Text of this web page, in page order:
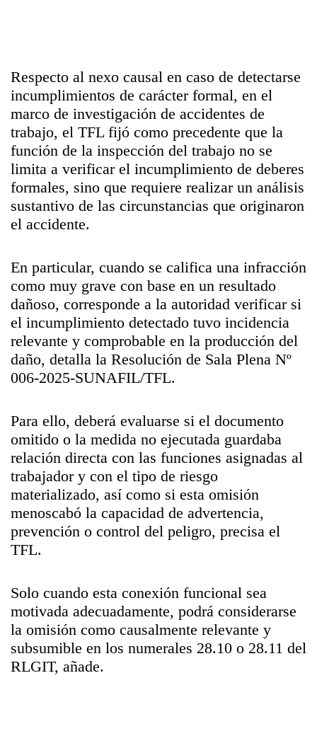
Respecto al nexo causal en caso de detectarse
incumplimientos de carácter formal, en el
marco de investigación de accidentes de
trabajo, el TFL fijó como precedente que la
función de la inspección del trabajo no se
limita a verificar el incumplimiento de deberes
formales, sino que requiere realizar un análisis
sustantivo de las circunstancias que originaron
el accidente.
En particular, cuando se califica una infracción
como muy grave con base en un resultado
dañoso, corresponde a la autoridad verificar si
el incumplimiento detectado tuvo incidencia
relevante y comprobable en la producción del
daño, detalla la Resolución de Sala Plena Nº
006-2025-SUNAFIL/TFL.
Para ello, deberá evaluarse si el documento
omitido o la medida no ejecutada guardaba
relación directa con las funciones asignadas al
trabajador y con el tipo de riesgo
materializado, así como si esta omisión
menoscabó la capacidad de advertencia,
prevención o control del peligro, precisa el
TFL.
Solo cuando esta conexión funcional sea
motivada adecuadamente, podrá considerarse
la omisión como causalmente relevante y
subsumible en los numerales 28.10 o 28.11 del
RLGIT, añade.